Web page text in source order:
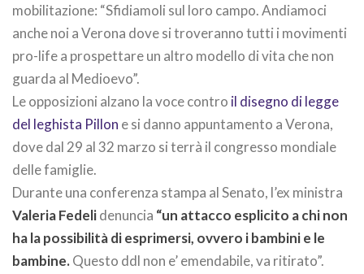
mobilitazione: “Sfidiamoli sul loro campo. Andiamoci
anche noi a Verona dove si troveranno tutti i movimenti
pro-life a prospettare un altro modello di vita che non
guarda al Medioevo”.
Le opposizioni alzano la voce contro il disegno di legge
del leghista Pillon e si danno appuntamento a Verona,
dove dal 29 al 32 marzo si terrà il congresso mondiale
delle famiglie.
Durante una conferenza stampa al Senato, l’ex ministra
Valeria Fedelidenuncia “un attacco esplicito a chi non
ha la possibilità di esprimersi, ovvero i bambini e le
bambine.Questo ddl non e’ emendabile, va ritirato”.